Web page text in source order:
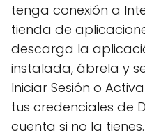
tenga conexión a
tienda de
descarga la
instalada, ábrela y
Iniciar Sesión o
tus credenciales de
cuenta si no la